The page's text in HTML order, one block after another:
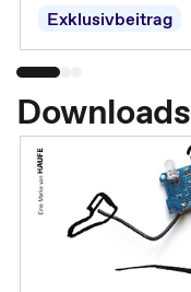
Exklusivbeitrag
Downloads